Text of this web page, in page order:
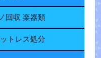
回収 楽器類
トレス処分